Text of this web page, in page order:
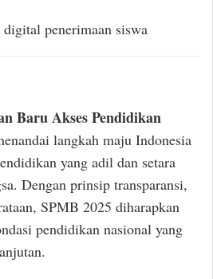
digital penerimaan siswa
Baru Akses Pendidikan
langkah maju Indonesia
yang adil dan setara
Dengan prinsip transparansi,
SPMB 2025 diharapkan
pendidikan nasional yang